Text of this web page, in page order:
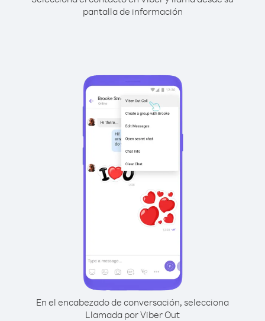
pantalla de información
En el encabezado de conversación, selecciona
Llamada por Viber Out